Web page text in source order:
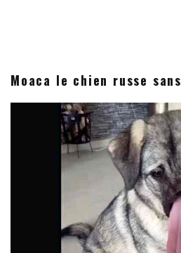
Moaca le chien russe